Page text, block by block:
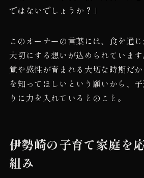
ではないでしょうか？」
このオーナーの言葉には、食を通
大切にする想いが込められていま
覚や感性が育まれる大切な時期だ
を知ってほしいという願いから、
りに力を入れているとのこと。
伊勢崎の子育て家庭を
組み